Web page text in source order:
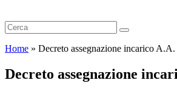
Home » Decreto assegnazione incarico A.A.
Decreto assegnazione